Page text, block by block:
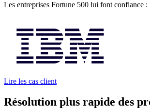
Les entreprises Fortune 500 lui font confiance :
Lire les cas client
Résolution plus rapide des